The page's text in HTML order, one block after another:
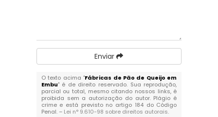
Enviar
O texto acima "Fábricas de Pão de Queijo em
Embu" é de direito reservado. Sua reprodução,
parcial ou total, mesmo citando nossos links, é
proibida sem a autorização do autor. Plágio é
crime e está previsto no artigo 184 do Código
Penal. – Lei n° 9.610-98 sobre direitos autorais.